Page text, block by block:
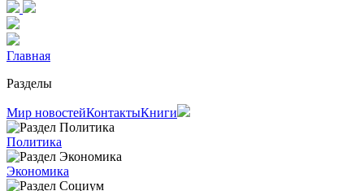
Главная
Разделы
Мир новостейКонтактыКниги
Политика
Экономика